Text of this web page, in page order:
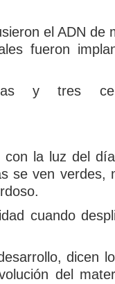
el ADN de
fueron
y tres
con la luz del
se ven verdes,
cuando
dicen
del